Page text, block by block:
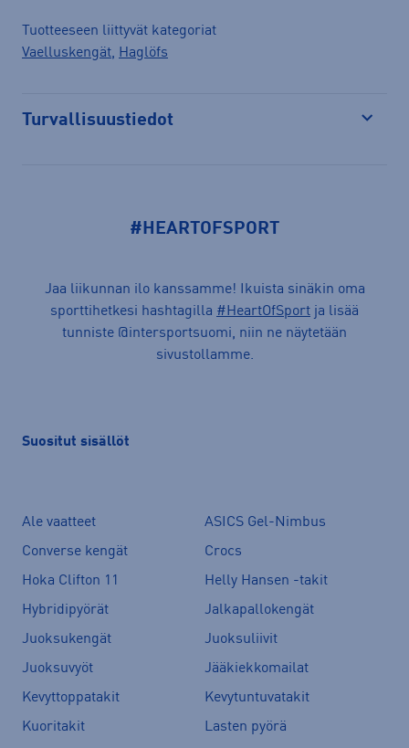
Tuotteeseen liittyvät kategoriat
Vaelluskengät, Haglöfs
Turvallisuustiedot
#HEARTOFSPORT
Jaa liikunnan ilo kanssamme! Ikuista sinäkin oma
sporttihetkesi hashtagilla #HeartOfSport ja lisää
tunniste @intersportsuomi, niin ne näytetään
sivustollamme.
Suositut sisällöt
Ale vaatteet
ASICS Gel-Nimbus
Converse kengät
Crocs
Hoka Clifton 11
Helly Hansen -takit
Hybridipyörät
Jalkapallokengät
Juoksukengät
Juoksuliivit
Juoksuvyöt
Jääkiekkomailat
Kevyttoppatakit
Kevytuntuvatakit
Kuoritakit
Lasten pyörä